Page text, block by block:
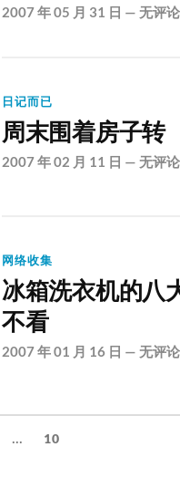
2007 年 05 月 31 日 — 无评论
日记而已
周末围着房子转
2007 年 02 月 11 日 — 无评论
网络收集
冰箱洗衣机的
不看
2007 年 01 月 16 日 — 无评论
... 10